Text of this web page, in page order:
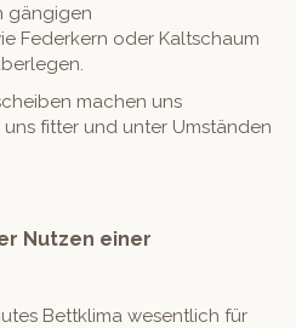
gängigen
Federkern oder Kaltschaum
machen uns
fitter und unter Umständen
Nutzen einer
Bettklima wesentlich für